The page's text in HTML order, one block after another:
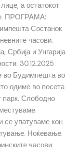
а остатокот
ПРОГРАМА:
Состанок
часови.
Србија и Унгарија
30.12.2025
во Будимпешта во
одиме во посета
парк. Слободно
се упатуваме кон
Ноќевање.
часови,